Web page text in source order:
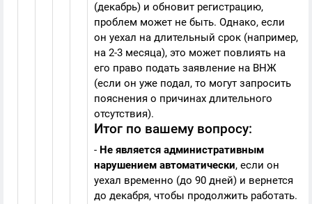
(декабрь) и обновит регистрацию,
проблем может не быть. Однако, если
он уехал на длительный срок (например,
на 2-3 месяца), это может повлиять на
его право подать заявление на ВНЖ
(если он уже подал, то могут запросить
пояснения о причинах длительного
отсутствия).
Итог по вашему вопросу:
- Не является административным
нарушением автоматически, если он
уехал временно (до 90 дней) и вернется
до декабря, чтобы продолжить работать.